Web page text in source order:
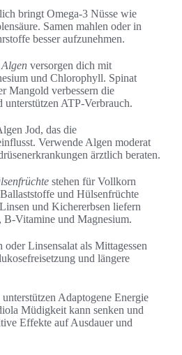
bringt Omega-3 Nüsse wie
Samen mahlen oder in
besser aufzunehmen.
versorgen dich mit
und Chlorophyll. Spinat
Mangold verbessern die
unterstützen ATP-Verbrauch.
Jod, das die
Verwende Algen moderat
ärztlich beraten.
stehen für Vollkorn
und Hülsenfrüchte
und Kichererbsen liefern
und Magnesium.
Linsensalat als Mittagessen
und längere
unterstützen Adaptogene Energie
Müdigkeit kann senken und
Effekte auf Ausdauer und